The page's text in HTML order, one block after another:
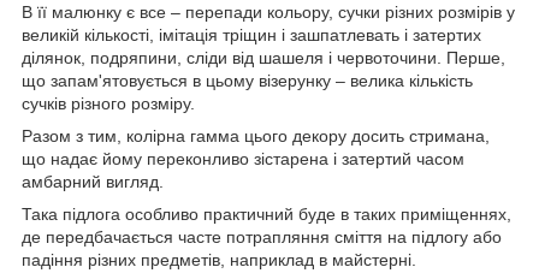
В її малюнку є все – перепади кольору, сучки різних розмірів у
великій кількості, імітація тріщин і зашпатлевать і затертих
ділянок, подряпини, сліди від шашеля і червоточини. Перше,
що запам'ятовується в цьому візерунку – велика кількість
сучків різного розміру.
Разом з тим, колірна гамма цього декору досить стримана,
що надає йому переконливо зістарена і затертий часом
амбарний вигляд.
Така підлога особливо практичний буде в таких приміщеннях,
де передбачається часте потрапляння сміття на підлогу або
падіння різних предметів, наприклад в майстерні.